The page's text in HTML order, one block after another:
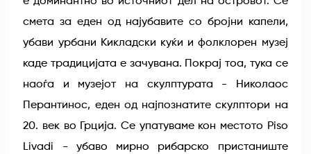
смета за еден од најубавите со бројни капели,
убави урбани Кикладски куќи и фолклорен музеј
каде традицијата е зачувана. Покрај тоа, тука се
наоѓа и музејот на скулптурата - Николаос
Перантинос, еден од најпознатите скулптори на
20. век во Грција. Се упатуваме кон местото Piso
Livadi - убаво мирно рибарско пристаниште